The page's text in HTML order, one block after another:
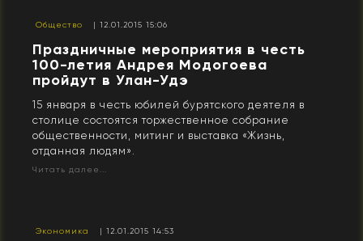
Общество | 12.01.2015 15:06
Праздничные мероприятия в честь
100-летия Андрея Модогоева
пройдут в Улан-Удэ
15 января в честь юбилей бурятского деятеля в
столице состоятся торжественное собрание
общественности, митинг и выставка «Жизнь,
отданная людям».
Читать далее...
Экономика | 12.01.2015 14:53